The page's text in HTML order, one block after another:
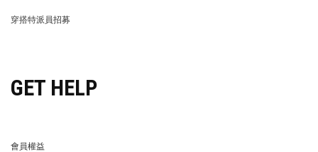
穿搭特派員招募
GET HELP
會員權益